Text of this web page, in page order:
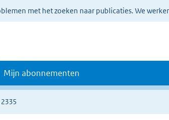
met het zoeken naar publicaties. We
Mijn abonnementen